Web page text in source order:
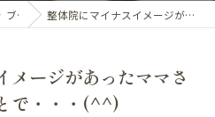
ブログ 整体院にマイナスイメージがあったママさんが当院に来たことで・・・(^^)
メージがあったママさ
で・・・(^^)